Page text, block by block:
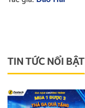
TIN TỨC NỔI BẬT